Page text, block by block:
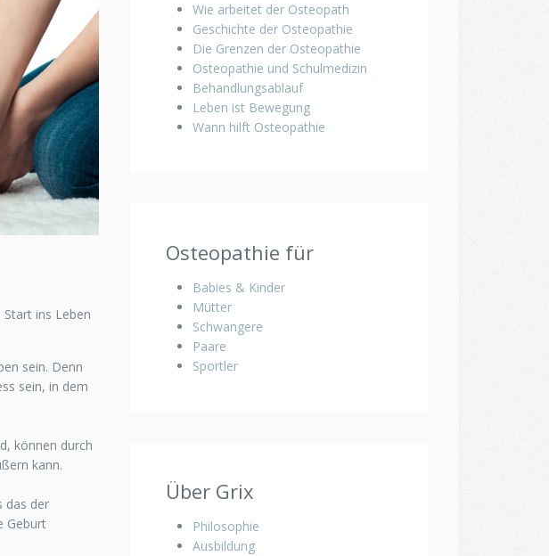
ins Leben
sein. Denn
sein, in dem
können durch
kann.
das der
Geburt
Wie arbeitet der Osteopath
Geschichte der Osteopathie
Die Grenzen der Osteopathie
Osteopathie und Schulmedizin
Behandlungsablauf
Leben ist Bewegung
Wann hilft Osteopathie
Osteopathie für
Babies & Kinder
Mütter
Schwangere
Paare
Sportler
Über Grix
Philosophie
Ausbildung